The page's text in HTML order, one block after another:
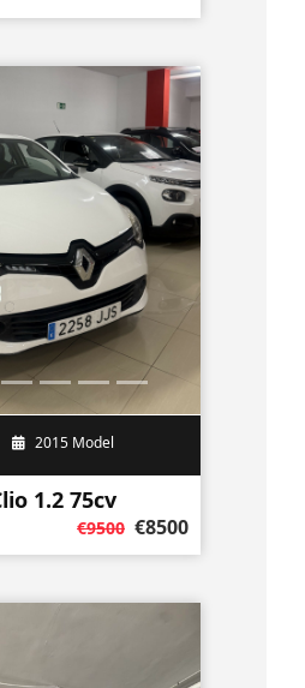
2015 Model
1.2 75cv
€9500 €8500